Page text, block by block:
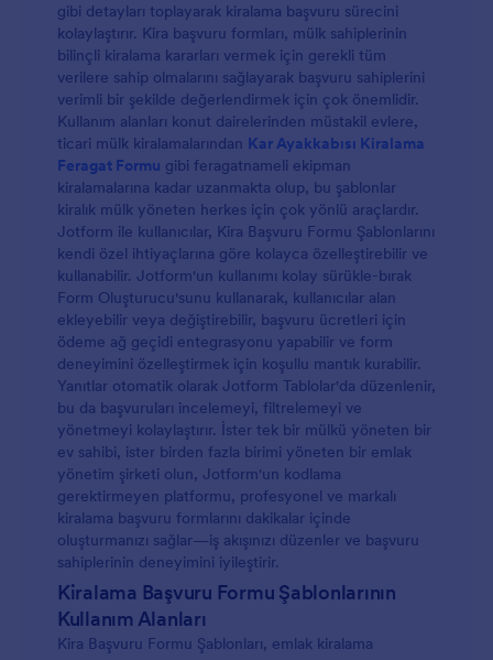
gibi detayları toplayarak kiralama başvuru sürecini
kolaylaştırır. Kira başvuru formları, mülk sahiplerinin
bilinçli kiralama kararları vermek için gerekli tüm
verilere sahip olmalarını sağlayarak başvuru sahiplerini
verimli bir şekilde değerlendirmek için çok önemlidir.
Kullanım alanları konut dairelerinden müstakil evlere,
ticari mülk kiralamalarından Kar Ayakkabısı Kiralama
Feragat Formu gibi feragatnameli ekipman
kiralamalarına kadar uzanmakta olup, bu şablonlar
kiralık mülk yöneten herkes için çok yönlü araçlardır.
Jotform ile kullanıcılar, Kira Başvuru Formu Şablonlarını
kendi özel ihtiyaçlarına göre kolayca özelleştirebilir ve
kullanabilir. Jotform'un kullanımı kolay sürükle-bırak
Form Oluşturucu'sunu kullanarak, kullanıcılar alan
ekleyebilir veya değiştirebilir, başvuru ücretleri için
ödeme ağ geçidi entegrasyonu yapabilir ve form
deneyimini özelleştirmek için koşullu mantık kurabilir.
Yanıtlar otomatik olarak Jotform Tablolar'da düzenlenir,
bu da başvuruları incelemeyi, filtrelemeyi ve
yönetmeyi kolaylaştırır. İster tek bir mülkü yöneten bir
ev sahibi, ister birden fazla birimi yöneten bir emlak
yönetim şirketi olun, Jotform'un kodlama
gerektirmeyen platformu, profesyonel ve markalı
kiralama başvuru formlarını dakikalar içinde
oluşturmanızı sağlar—iş akışınızı düzenler ve başvuru
sahiplerinin deneyimini iyileştirir.
Kiralama Başvuru Formu Şablonlarının
Kullanım Alanları
Kira Başvuru Formu Şablonları, emlak kiralama